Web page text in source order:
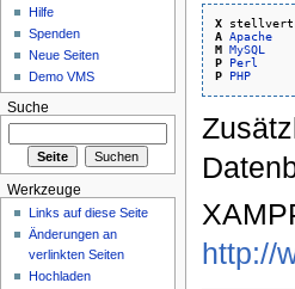
X
A Apache
M MySQL
P Perl
P PHP
http://
Hilfe
Spenden
Neue Seiten
Demo VMS
Suche
Werkzeuge
Links auf diese Seite
Änderungen an
verlinkten Seiten
Hochladen